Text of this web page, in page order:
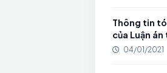
Thông tin
của Luận
04/01/2021